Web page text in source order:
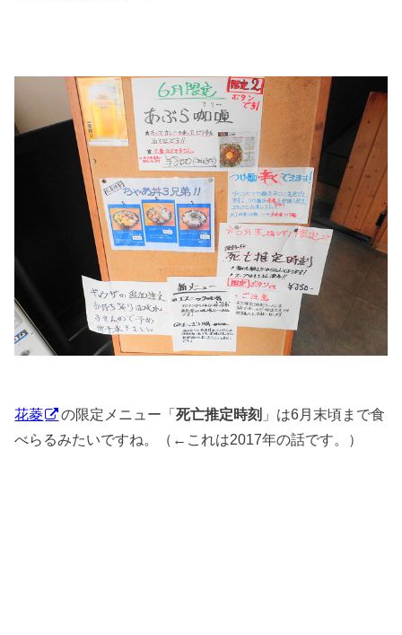
花菱 の限定メニュー「死亡推定時刻 」は6月末頃まで食
べらるみたいですね。（←これは2017年の話です。）